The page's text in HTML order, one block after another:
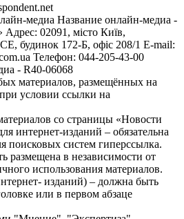
медиа Название онлайн-медиа -
Адрес: 02091, місто Київ,
172-Б, офіс 208/1 E-mail:
Телефон: 044-205-43-00
- R40-06068
материалов, размещённых на
условии ссылки на
со страницы «Новости
интернет-изданий – обязательна
поисковых систем гиперссылка.
размещена в независимости от
использования материалов.
изданий) – должна быть
или в первом абзаце